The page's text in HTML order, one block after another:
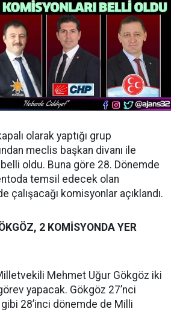
olarak yaptığı grup
meclis başkan divanı ile
oldu. Buna göre 28. Dönemde
temsil edecek olan
çalışacağı komisyonlar açıklandı.
2 KOMİSYONDA YER
Mehmet Uğur Gökgöz iki
yapacak. Gökgöz 27’nci
28’inci dönemde de Milli